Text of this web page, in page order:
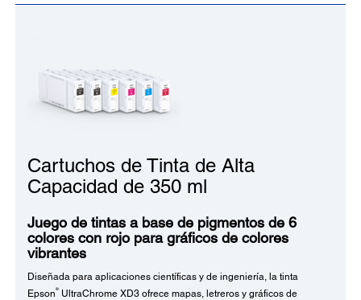
Cartuchos de Tinta de Alta
Capacidad de 350 ml
Juego de tintas a base de pigmentos de 6
colores con rojo para gráficos de colores
vibrantes
Diseñada para aplicaciones científicas y de ingeniería, la tinta
Epson ®
UltraChrome XD3 ofrece mapas, letreros y gráficos de